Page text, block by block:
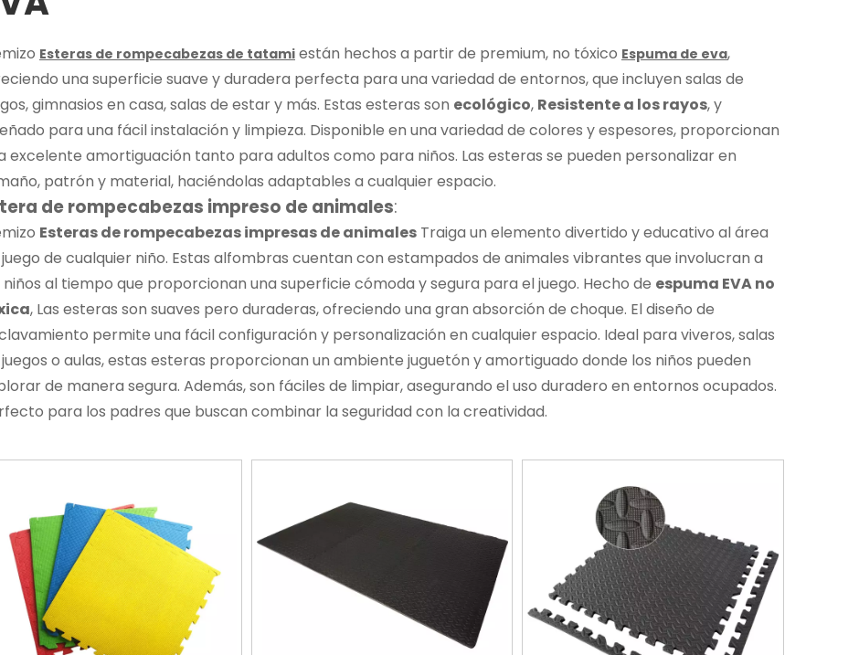
Esteras de rompecabezas de tatami están hechos a partir de premium, no tóxico Espuma de eva,
una superficie suave y duradera perfecta para una variedad de entornos, que incluyen salas de
gimnasios en casa, salas de estar y más. Estas esteras son ecológico, Resistente a los rayos, y
para una fácil instalación y limpieza. Disponible en una variedad de colores y espesores, proporcionan
excelente amortiguación tanto para adultos como para niños. Las esteras se pueden personalizar en
patrón y material, haciéndolas adaptables a cualquier espacio.
de rompecabezas impreso de animales:
Esteras de rompecabezas impresas de animales Traiga un elemento divertido y educativo al área
de cualquier niño. Estas alfombras cuentan con estampados de animales vibrantes que involucran a
niños al tiempo que proporcionan una superficie cómoda y segura para el juego. Hecho de espuma EVA no
, Las esteras son suaves pero duraderas, ofreciendo una gran absorción de choque. El diseño de
permite una fácil configuración y personalización en cualquier espacio. Ideal para viveros, salas
o aulas, estas esteras proporcionan un ambiente juguetón y amortiguado donde los niños pueden
de manera segura. Además, son fáciles de limpiar, asegurando el uso duradero en entornos ocupados.
para los padres que buscan combinar la seguridad con la creatividad.